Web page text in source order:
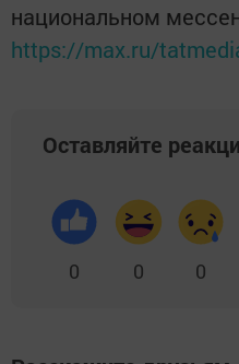
национальном
https://max.ru/
Оставляйте
0 0 0